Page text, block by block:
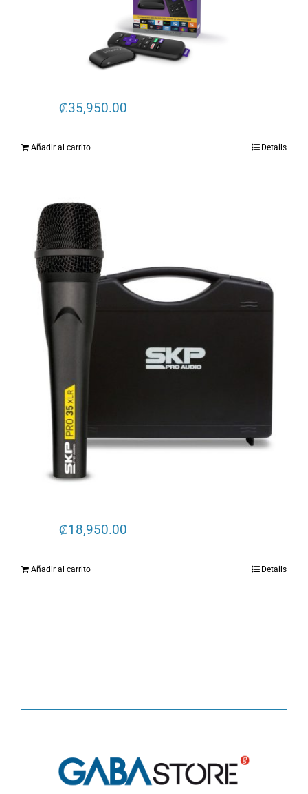
₡35,950.00
Añadir al carrito Details
₡18,950.00
Añadir al carrito Details